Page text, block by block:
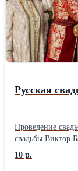
ремонте забираю
проблемы
бесплатна. С примерами и стоимостью ремонтов можете
ознакомиться на
Русская
Проведение
свадьбы Виктор
приметы,
10 р.